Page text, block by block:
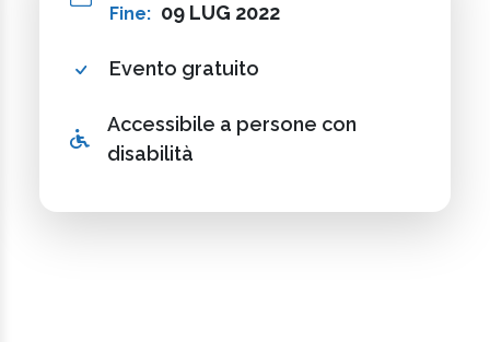
Fine: 09 LUG 2022
Evento gratuito
Accessibile a persone con
disabilità